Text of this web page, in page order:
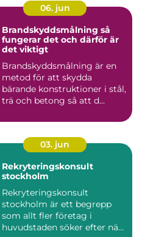
06. jun
Brandskyddsmålning så
fungerar det och därför är
det viktigt
Brandskyddsmålning är en
metod för att skydda
bärande konstruktioner i stål,
trä och betong så att d...
03. jun
Rekryteringskonsult
stockholm
Rekryteringskonsult
stockholm är ett begrepp
som allt fler företag i
huvudstaden söker efter när